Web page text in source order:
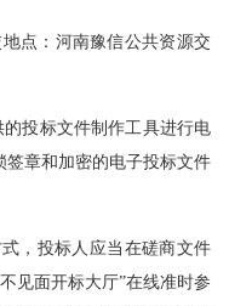
点：河南豫信公共资源交
投标文件制作工具进行电
签章和加密的电子投标文件
，投标人应当在磋商文件
见面开标大厅”在线准时参